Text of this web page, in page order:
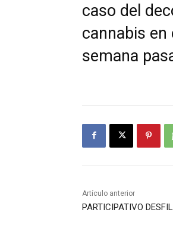
caso del
cannabis
semana
Artículo anterior
PARTICIPATIVO